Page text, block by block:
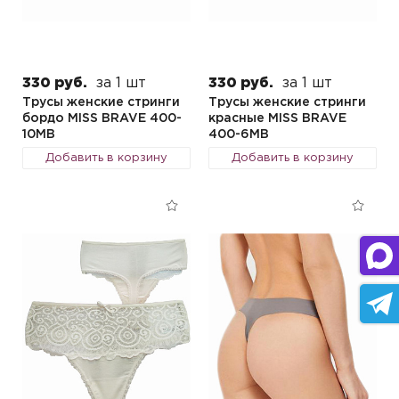
330 руб. за 1 шт
Трусы женские стринги
бордо MISS BRAVE 400-
10MB
Добавить в корзину
330 руб. за 1 шт
Трусы женские стринги
красные MISS BRAVE
400-6MB
Добавить в корзину